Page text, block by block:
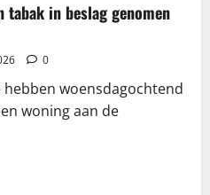
in beslag genomen
0
woensdagochtend
woning aan de